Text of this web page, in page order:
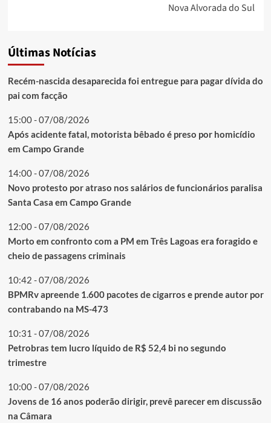
Nova Alvorada do Sul
Últimas Notícias
Recém-nascida desaparecida foi entregue para pagar dívida do
pai com facção
15:00 - 07/08/2026
Após acidente fatal, motorista bêbado é preso por homicídio
em Campo Grande
14:00 - 07/08/2026
Novo protesto por atraso nos salários de funcionários paralisa
Santa Casa em Campo Grande
12:00 - 07/08/2026
Morto em confronto com a PM em Três Lagoas era foragido e
cheio de passagens criminais
10:42 - 07/08/2026
BPMRv apreende 1.600 pacotes de cigarros e prende autor por
contrabando na MS-473
10:31 - 07/08/2026
Petrobras tem lucro líquido de R$ 52,4 bi no segundo
trimestre
10:00 - 07/08/2026
Jovens de 16 anos poderão dirigir, prevê parecer em discussão
na Câmara